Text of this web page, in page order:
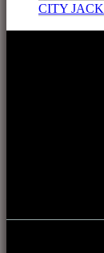
CITY JACK